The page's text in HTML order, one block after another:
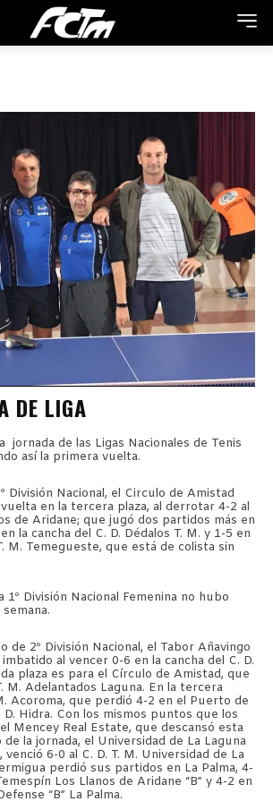
DE LIGA
jornada de las Ligas Nacionales de Tenis
así la primera vuelta.
División Nacional, el Circulo de Amistad
en la tercera plaza, al derrotar 4-2 al
de Aridane; que jugó dos partidos más en
la cancha del C. D. Dédalos T. M. y 1-5 en
M. Temegueste, que está de colista sin
1º División Nacional Femenina no hubo
de 2º División Nacional, el Tabor Añavingo
al vencer 0-6 en la cancha del C. D.
plaza es para el Círculo de Amistad, que
M. Adelantados Laguna. En la tercera
Acoroma, que perdió 4-2 en el Puerto de
Hidra. Con los mismos puntos que los
Mencey Real Estate, que descansó esta
la jornada, el Universidad de La Laguna
6-0 al C. D. T. M. Universidad de La
perdió sus partidos en La Palma, 4-
Los Llanos de Aridane “B” y 4-2 en
“B” La Palma.